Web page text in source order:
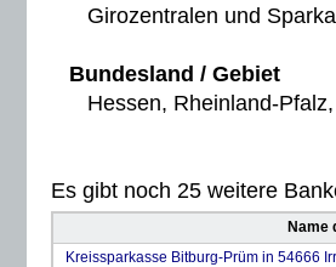
Girozentralen und
Bundesland / Gebiet
Hessen, Rheinland-
Es gibt noch 25 weitere
Name
Kreissparkasse Bitburg-Prüm in 54666